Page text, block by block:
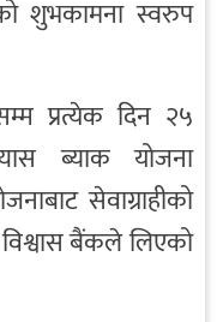
शुभकामना स्वरुप
प्रत्येक दिन २५
ब्याक योजना
सेवाग्राहीको
विश्वास बैंकले लिएको